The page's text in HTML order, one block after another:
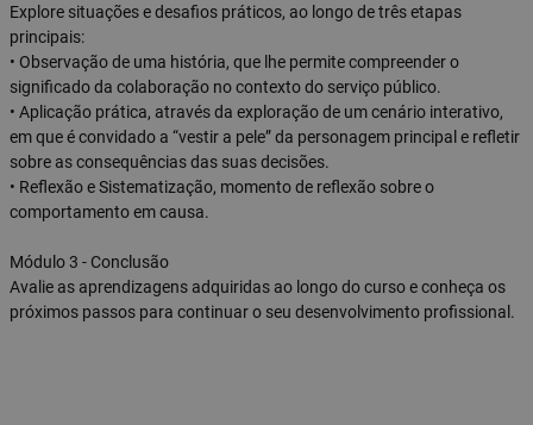
Explore situações e desafios práticos, ao longo de três etapas
principais:
• Observação de uma história, que lhe permite compreender o
significado da colaboração no contexto do serviço público.
• Aplicação prática, através da exploração de um cenário interativo,
em que é convidado a “vestir a pele” da personagem principal e refletir
sobre as consequências das suas decisões.
• Reflexão e Sistematização, momento de reflexão sobre o
comportamento em causa.
Módulo 3 - Conclusão
Avalie as aprendizagens adquiridas ao longo do curso e conheça os
próximos passos para continuar o seu desenvolvimento profissional.